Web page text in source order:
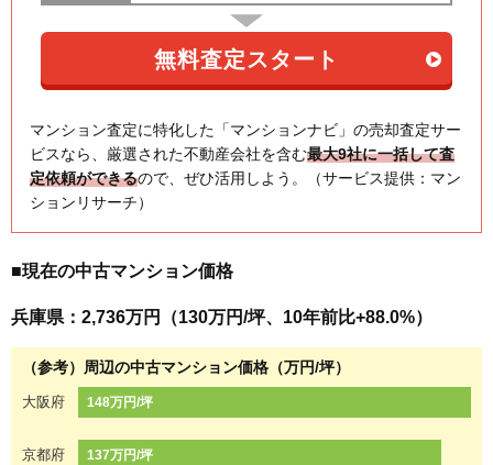
マンション査定に特化した「マンションナビ」の売却査定サー
ビスなら、厳選された不動産会社を含む最大9社に一括して査
定依頼ができるので、ぜひ活用しよう。（サービス提供：マン
ションリサーチ）
■現在の中古マンション価格
兵庫県：2,736万円（130万円/坪、10年前比+88.0%）
（参考）周辺の中古マンション価格（万円/坪）
大阪府 148万円/坪
京都府 137万円/坪